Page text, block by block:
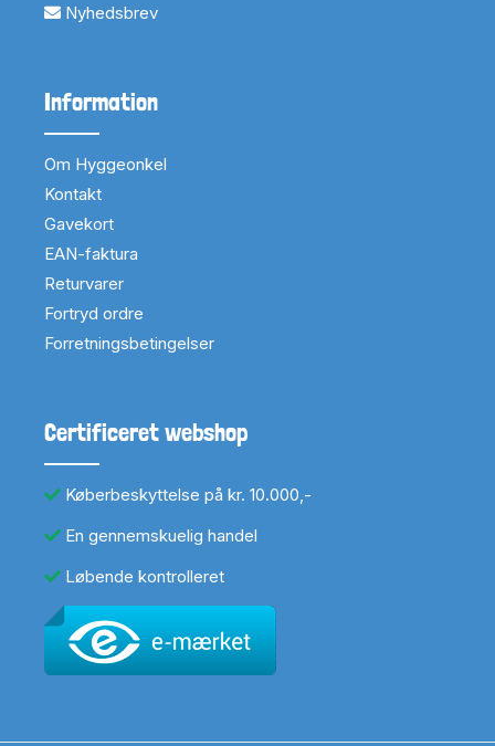
Nyhedsbrev
Information
Om Hyggeonkel
Kontakt
Gavekort
EAN-faktura
Returvarer
Fortryd ordre
Forretningsbetingelser
Certificeret webshop
Køberbeskyttelse på kr. 10.000,-
En gennemskuelig handel
Løbende kontrolleret